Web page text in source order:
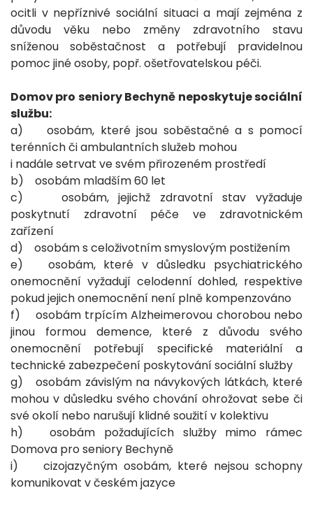
ocitli v nepříznivé sociální situaci a mají zejména z
důvodu věku nebo změny zdravotního stavu
sníženou soběstačnost a potřebují pravidelnou
pomoc jiné osoby, popř. ošetřovatelskou péči.
Domov pro seniory Bechyně neposkytuje sociální
službu:
a) osobám, které jsou soběstačné a s pomocí
terénních či ambulantních služeb mohou
i nadále setrvat ve svém přirozeném prostředí
b) osobám mladším 60 let
c) osobám, jejichž zdravotní stav vyžaduje
poskytnutí zdravotní péče ve zdravotnickém
zařízení
d) osobám s celoživotním smyslovým postižením
e) osobám, které v důsledku psychiatrického
onemocnění vyžadují celodenní dohled, respektive
pokud jejich onemocnění není plně kompenzováno
f) osobám trpícím Alzheimerovou chorobou nebo
jinou formou demence, které z důvodu svého
onemocnění potřebují specifické materiální a
technické zabezpečení poskytování sociální služby
g) osobám závislým na návykových látkách, které
mohou v důsledku svého chování ohrožovat sebe či
své okolí nebo narušují klidné soužití v kolektivu
h) osobám požadujících služby mimo rámec
Domova pro seniory Bechyně
i) cizojazyčným osobám, které nejsou schopny
komunikovat v českém jazyce